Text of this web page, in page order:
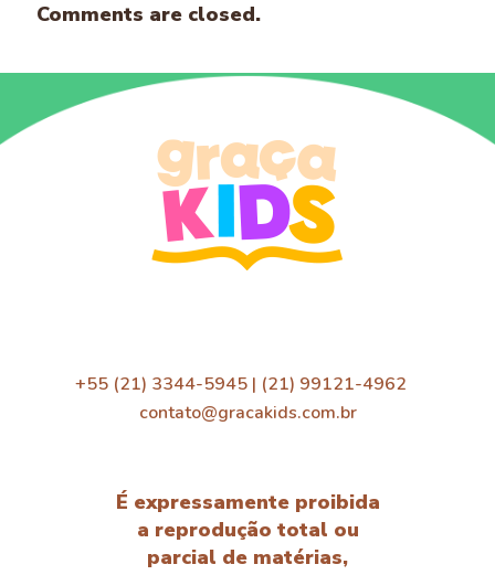
Comments are closed.
+55 (21) 3344-5945 | (21) 99121-4962
contato@gracakids.com.br
É expressamente proibida
a reprodução total ou
parcial de matérias,